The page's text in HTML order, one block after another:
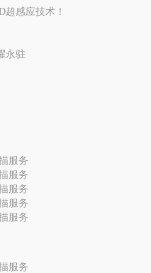
超感应技术！
永驻
服务
服务
服务
服务
服务
服务